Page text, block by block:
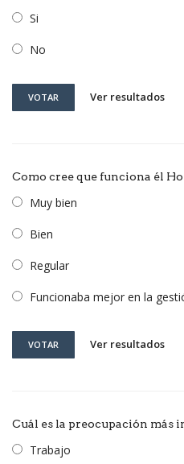
Si
No
VOTAR Ver resultados
Como cree que funciona él
Muy bien
Bien
Regular
Funcionaba mejor en la
VOTAR Ver resultados
Cuál es la preocupación más
Trabajo